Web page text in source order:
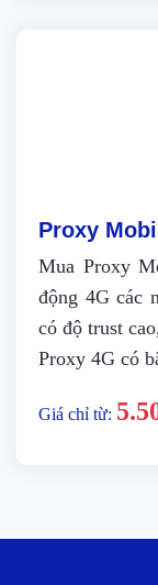
Proxy
Mua Proxy
động 4G các
có độ trust
Proxy 4G có
Giá chỉ từ: